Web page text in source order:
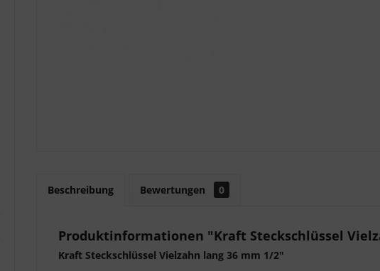
Beschreibung Bewertungen 0
Produktinformationen "Kraft Steckschlüssel
Kraft Steckschlüssel Vielzahn lang 36 mm 1/2"